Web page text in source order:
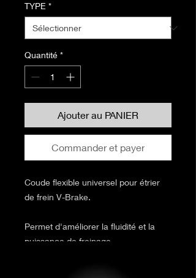
TYPE *
Quantité *
Ajouter au PANIER
Commander et payer
Coude flexible universel pour étrier
de frein V-Brake.
Permet d'améliorer la fluidité et la
puissance de freinage.